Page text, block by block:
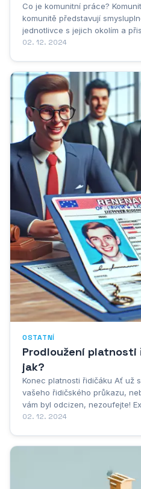
Co je komunitní práce?
komunitě představují
jednotlivce s jejich okolím a
Komunitní práce zahrnuje
02. 12. 2024
OSTATNÍ
Prodloužení platnosti
jak?
Konec platnosti řidičáku Ať už
vašeho řidičského průkazu,
vám byl odcizen, nezoufejte!
řešení – prodloužení nebo
02. 12. 2024